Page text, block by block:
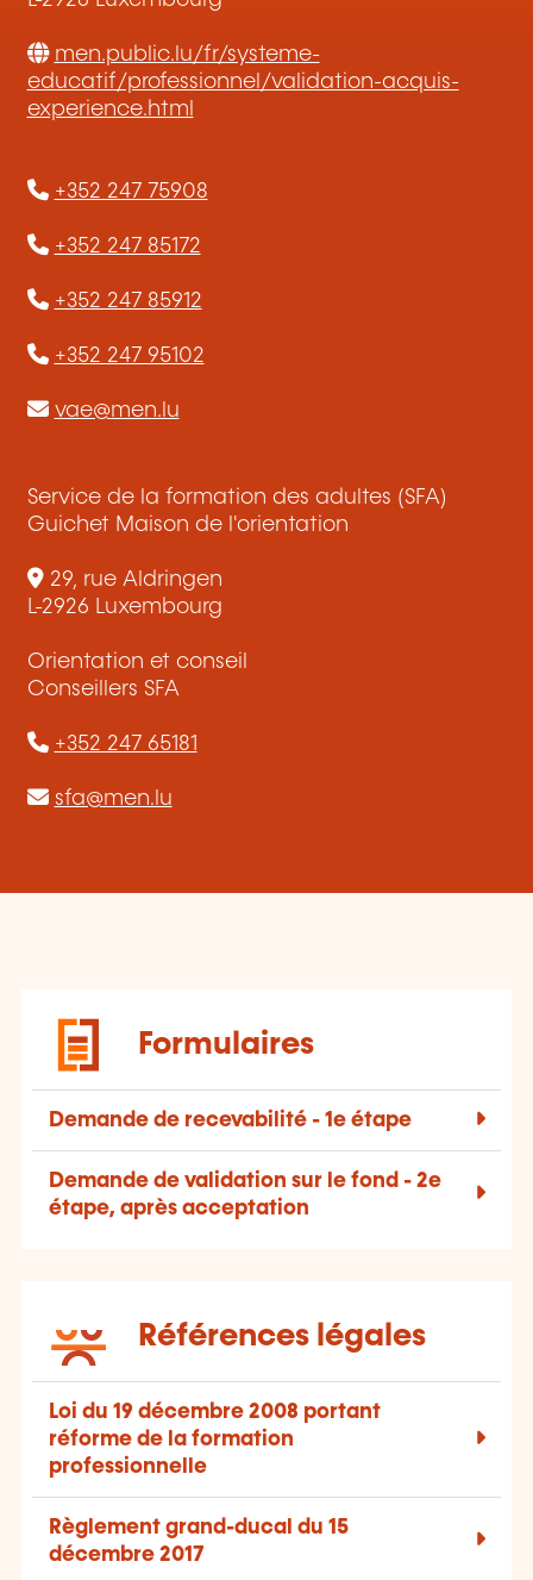
men.public.lu/fr/systeme-
educatif/professionnel/validation-acquis-
experience.html
+352 247 75908
+352 247 85172
+352 247 85912
+352 247 95102
vae@men.lu
Service de la formation des adultes (SFA)
Guichet Maison de l'orientation
29, rue Aldringen
L-2926 Luxembourg
Orientation et conseil
Conseillers SFA
+352 247 65181
sfa@men.lu
Formulaires
Demande de recevabilité - 1e étape
Demande de validation sur le fond - 2e
étape, après acceptation
Références légales
Loi du 19 décembre 2008 portant
réforme de la formation
professionnelle
Règlement grand-ducal du 15
décembre 2017